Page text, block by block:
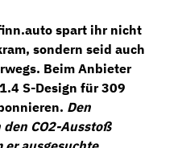
spart ihr nicht
sondern seid auch
Beim Anbieter
S-Design für309
Den
CO2-Ausstoß